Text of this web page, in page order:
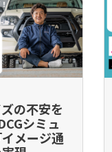
の不安を
シミュ
メージ通